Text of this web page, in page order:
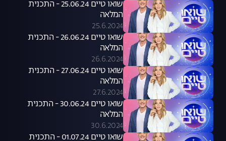
שואו טיים 25.06.24 - התכנית
המלאה
25.6.2024
שואו טיים 26.06.24 - התכנית
המלאה
26.6.2024
שואו טיים 27.06.24 - התכנית
המלאה
27.6.2024
שואו טיים 30.06.24 - התכנית
המלאה
30.6.2024
שואו טיים 01.07.24 - התכנית